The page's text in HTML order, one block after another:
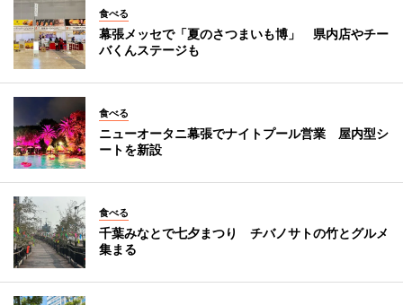
食べる
幕張メッセで「夏のさつまいも博」 県内店やチー
バくんステージも
食べる
ニューオータニ幕張でナイトプール営業 屋内型シ
ートを新設
食べる
千葉みなとで七夕まつり チバノサトの竹とグルメ
集まる